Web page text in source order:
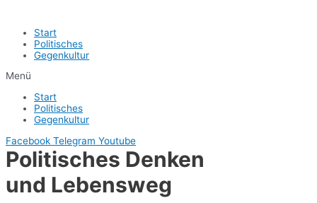
Start
Politisches
Gegenkultur
Menü
Start
Politisches
Gegenkultur
Facebook Telegram Youtube
Politisches Denken
und Lebensweg